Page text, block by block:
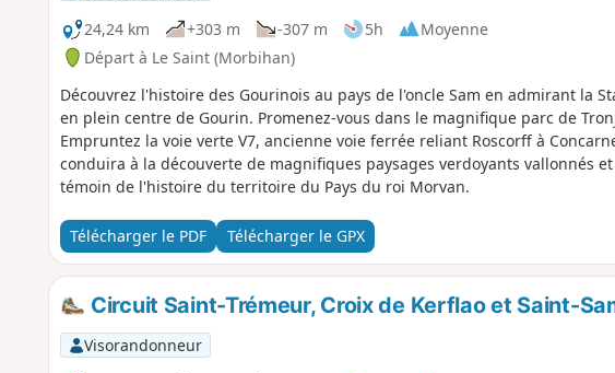
24,24 km
+303 m -307 m 5h
Moyenne
Départ à Le Saint (Morbihan)
Découvrez l'histoire des Gourinois au pays de l'oncle Sam en admirant la
en plein centre de Gourin. Promenez-vous dans le magnifique parc de
Empruntez la voie verte V7, ancienne voie ferrée reliant Roscorff à
conduira à la découverte de magnifiques paysages verdoyants vallonnés
témoin de l'histoire du territoire du Pays du roi Morvan.
Télécharger le PDF Télécharger le GPX
Circuit Saint-Trémeur, Croix de Kerflao et Saint-
Visorandonneur